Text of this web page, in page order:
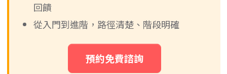
回饋
從入門到進階，路徑清楚、階段明確
預約免費諮詢